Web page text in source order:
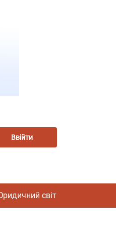
Ввійти
світ